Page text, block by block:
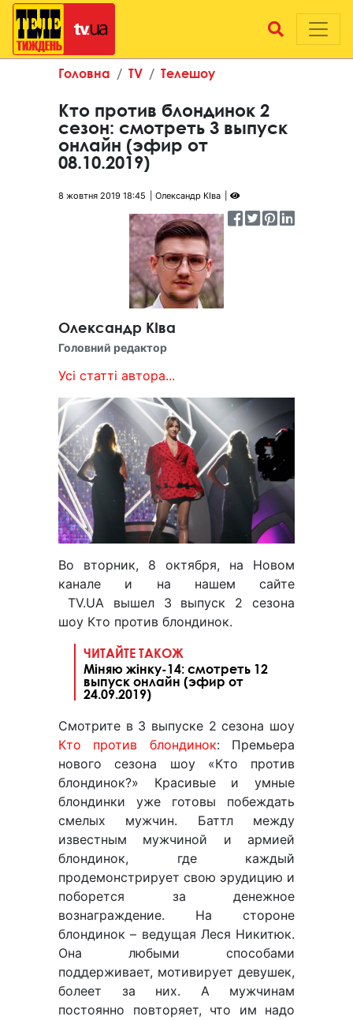
Головна TV Телешоу
Кто против блондинок 2
сезон: смотреть 3 выпуск
онлайн (эфир от
08.10.2019)
8 жовтня 2019 18:45 Олександр КІва
Олександр КІва
Головний редактор
Усі статті автора...
Во вторник, 8 октября, на Новом
канале и на нашем сайте
TV.UA вышел 3 выпуск 2 сезона
шоу Кто против блондинок.
ЧИТАЙТЕ ТАКОЖ
Міняю жінку-14: смотреть 12
выпуск онлайн (эфир от
24.09.2019)
Смотрите в 3 выпуске 2 сезона шоу
Кто против блондинок: Премьера
нового сезона шоу «Кто против
блондинок?» Красивые и умные
блондинки уже готовы побеждать
смелых мужчин. Баттл между
известным мужчиной и армией
блондинок, где каждый
продемонстрирует свою эрудицию и
поборется за денежное
вознаграждение. На стороне
блондинок – ведущая Леся Никитюк.
Она любыми способами
поддерживает, мотивирует девушек,
болеет за них. А мужчинам
постоянно повторяет, что им надо